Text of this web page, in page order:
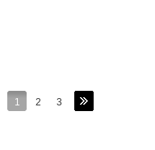
1 2 3